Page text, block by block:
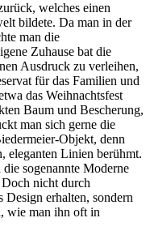
welches einen
bildete. Da man in der
man die
Zuhause bat die
Ausdruck zu verleihen,
für das Familien und
das Weihnachtsfest
Baum und Bescherung,
man sich gerne die
Objekt, denn
eleganten Linien berühmt.
sogenannte Moderne
nicht durch
Design erhalten, sondern
wie man ihn oft in